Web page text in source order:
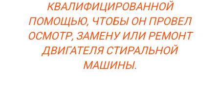
КВАЛИФИЦИРОВАННОЙ
ПОМОЩЬЮ, ЧТОБЫ ОН ПРОВЕЛ
ОСМОТР, ЗАМЕНУ ИЛИ РЕМОНТ
ДВИГАТЕЛЯ СТИРАЛЬНОЙ
МАШИНЫ.